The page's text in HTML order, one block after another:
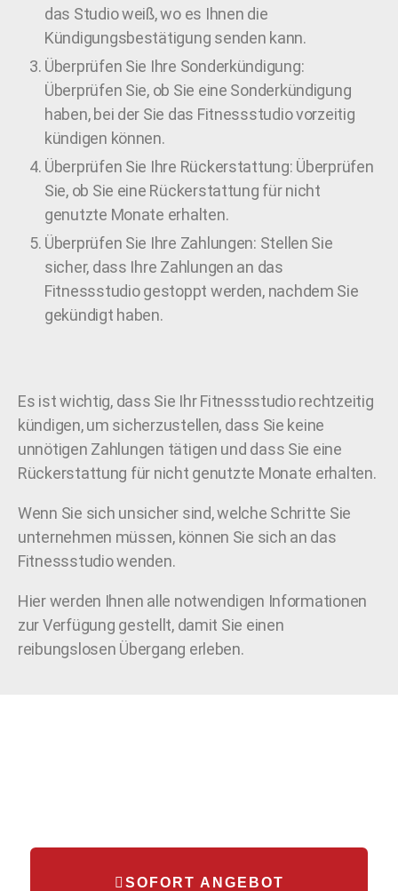
das Studio weiß, wo es Ihnen die
Kündigungsbestätigung senden kann.
Überprüfen Sie Ihre Sonderkündigung:
Überprüfen Sie, ob Sie eine Sonderkündigung
haben, bei der Sie das Fitnessstudio vorzeitig
kündigen können.
Überprüfen Sie Ihre Rückerstattung: Überprüfen
Sie, ob Sie eine Rückerstattung für nicht
genutzte Monate erhalten.
Überprüfen Sie Ihre Zahlungen: Stellen Sie
sicher, dass Ihre Zahlungen an das
Fitnessstudio gestoppt werden, nachdem Sie
gekündigt haben.
Es ist wichtig, dass Sie Ihr Fitnessstudio rechtzeitig
kündigen, um sicherzustellen, dass Sie keine
unnötigen Zahlungen tätigen und dass Sie eine
Rückerstattung für nicht genutzte Monate erhalten.
Wenn Sie sich unsicher sind, welche Schritte Sie
unternehmen müssen, können Sie sich an das
Fitnessstudio wenden.
Hier werden Ihnen alle notwendigen Informationen
zur Verfügung gestellt, damit Sie einen
reibungslosen Übergang erleben.
SOFORT ANGEBOT